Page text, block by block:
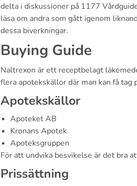
delta i diskussioner på 1177
läsa om andra som gått igenom
dessa biverkningar.
Buying Guide
Naltrexon är ett receptbelagt
flera apotekskällor där man kan få
Apotekskällor
Apoteket AB
Kronans Apotek
Apoteksgruppen
För att undvika besvikelse är det bra
Prissättning